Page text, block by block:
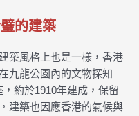
的建築
築風格上也是一樣，香港
九龍公園內的文物探知
約於1910年建成，保留
建築也因應香港的氣候與